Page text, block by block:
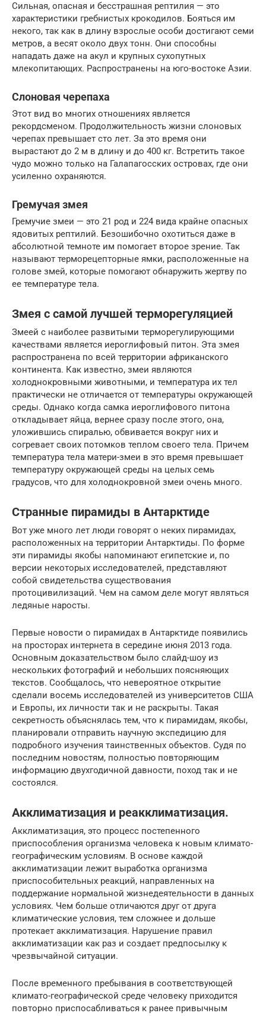
Сильная, опасная и бесстрашная рептилия — это
характеристики гребнистых крокодилов. Бояться им
некого, так как в длину взрослые особи достигают семи
метров, а весят около двух тонн. Они способны
нападать даже на акул и крупных сухопутных
млекопитающих. Распространены на юго-востоке Азии.
Слоновая черепаха
Этот вид во многих отношениях является
рекордсменом. Продолжительность жизни слоновых
черепах превышает сто лет. За это время они
вырастают до 2 м в длину и до 400 кг. Встретить такое
чудо можно только на Галапагосских островах, где они
усиленно охраняются.
Гремучая змея
Гремучие змеи — это 21 род и 224 вида крайне опасных
ядовитых рептилий. Безошибочно охотиться даже в
абсолютной темноте им помогает второе зрение. Так
называют терморецепторные ямки, расположенные на
голове змей, которые помогают обнаружить жертву по
ее температуре тела.
Змея с самой лучшей терморегуляцией
Змеей с наиболее развитыми терморегулирующими
качествами является иероглифовый питон. Эта змея
распространена по всей территории африканского
континента. Как известно, змеи являются
холоднокровными животными, и температура их тел
практически не отличается от температуры окружающей
среды. Однако когда самка иероглифового питона
откладывает яйца, вернее сразу после этого, она,
уложившись спиралью, обвивается вокруг них и
согревает своих потомков теплом своего тела. Причем
температура тела матери-змеи в это время превышает
температуру окружающей среды на целых семь
градусов, что для холоднокровной змеи очень много.
Странные пирамиды в Антарктиде
Вот уже много лет люди говорят о неких пирамидах,
расположенных на территории Антарктиды. По форме
эти пирамиды якобы напоминают египетские и, по
версии некоторых исследователей, представляют
собой свидетельства существования
протоцивилизаций. Чем на самом деле могут являться
ледяные наросты.
Первые новости о пирамидах в Антарктиде появились
на просторах интернета в середине июня 2013 года.
Основным доказательством было слайд-шоу из
нескольких фотографий и небольших поясняющих
текстов. Сообщалось, что невероятное открытие
сделали восемь исследователей из университетов США
и Европы, их личности так и не раскрыты. Такая
секретность объяснялась тем, что к пирамидам, якобы,
планировали отправить научную экспедицию для
подробного изучения таинственных объектов. Судя по
последним новостям, полностью повторяющим
информацию двухгодичной давности, поход так и не
состоялся.
Акклиматизация и реакклиматизация.
Акклиматизация, это процесс постепенного
приспособления организма человека к новым климато-
географическим условиям. В основе каждой
акклиматизации лежит выработка организма
приспособительных реакций, направленных на
поддержание нормальной жизнедеятельности в данных
условиях. Чем больше отличаются друг от друга
климатические условия, тем сложнее и дольше
протекает акклиматизация. Нарушение правил
акклиматизации как раз и создает предпосылку к
чрезвычайной ситуации.
После временного пребывания в соответствующей
климато-географической среде человеку приходится
повторно приспосабливаться к ранее привычным